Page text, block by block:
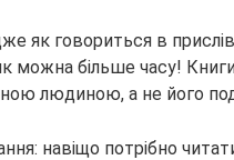
як говориться в
можна більше часу!
людиною, а не його
навіщо потрібно